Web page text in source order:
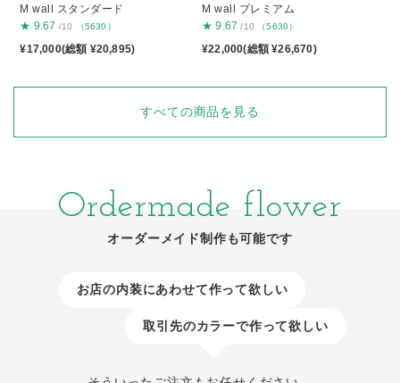
M wall スタンダード
★ 9.67 /10 （5630）
¥17,000(総額 ¥20,895)
M wall プレミアム
★ 9.67 /10 （5630）
¥22,000(総額 ¥26,670)
すべての商品を見る
Ordermade flower
オーダーメイド制作も可能です
お店の内装にあわせて作って欲しい
取引先のカラーで作って欲しい